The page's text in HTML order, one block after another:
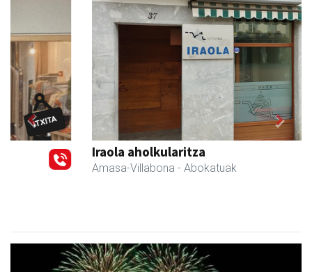
Iraola aholkularitza
Amasa-Villabona - Abokatuak
Previous Next